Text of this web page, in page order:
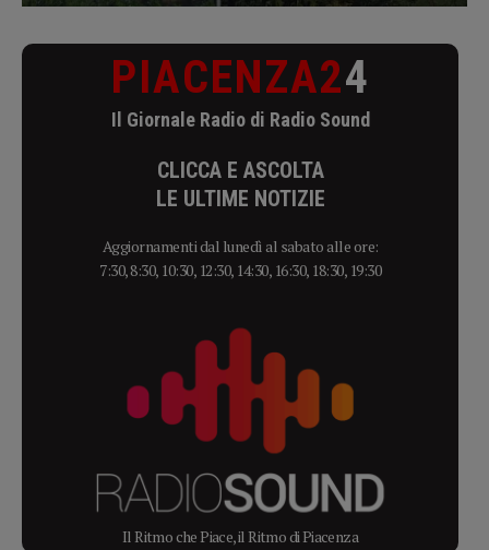
PIACENZA24
Il Giornale Radio di Radio Sound
CLICCA E ASCOLTA
LE ULTIME NOTIZIE
Aggiornamenti dal lunedì al sabato alle ore:
7:30, 8:30, 10:30, 12:30, 14:30, 16:30, 18:30, 19:30
Il Ritmo che Piace, il Ritmo di Piacenza